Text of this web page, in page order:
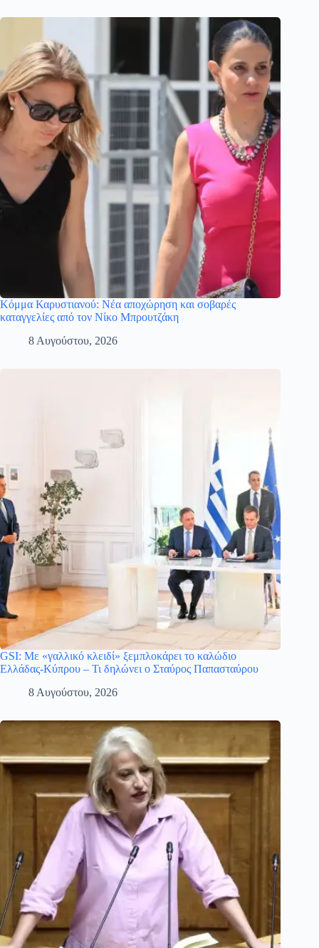
Κόμμα Καρυστιανού: Νέα αποχώρηση και σοβαρές
καταγγελίες από τον Νίκο Μπρουτζάκη
8 Αυγούστου, 2026
GSI: Με «γαλλικό κλειδί» ξεμπλοκάρει το καλώδιο
Ελλάδας-Κύπρου – Τι δηλώνει ο Σταύρος Παπασταύρου
8 Αυγούστου, 2026